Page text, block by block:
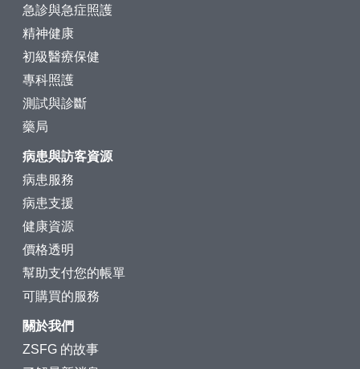
急診與急症照護
精神健康
初級醫療保健
專科照護
測試與診斷
藥局
病患與訪客資源
病患服務
病患支援
健康資源
價格透明
幫助支付您的帳單
可購買的服務
關於我們
ZSFG 的故事